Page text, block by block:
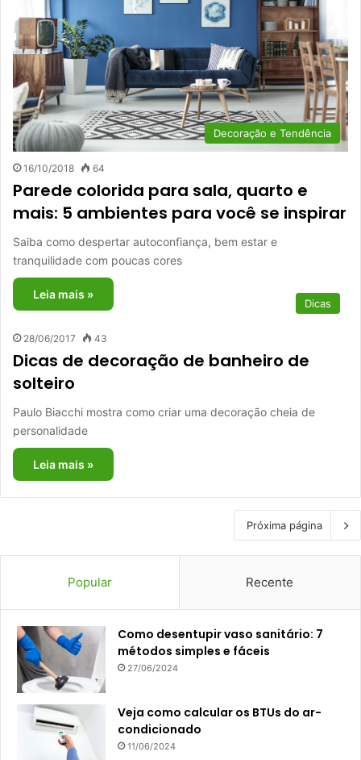
Decoração e Tendência
16/10/2018 64
Parede colorida para sala, quarto e
mais: 5 ambientes para você se inspirar
Saiba como despertar autoconfiança, bem estar e
tranquilidade com poucas cores
Leia mais »
Dicas
28/06/2017 43
Dicas de decoração de banheiro de
solteiro
Paulo Biacchi mostra como criar uma decoração cheia de
personalidade
Leia mais »
Próxima página
Popular Recente
Como desentupir vaso sanitário: 7
métodos simples e fáceis
27/06/2024
Veja como calcular os BTUs do ar-
condicionado
11/06/2024